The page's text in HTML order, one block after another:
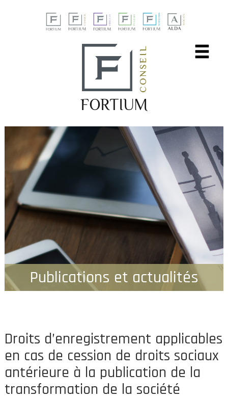
Publications et actualités
Droits d’enregistrement applicables
en cas de cession de droits sociaux
antérieure à la publication de la
transformation de la société